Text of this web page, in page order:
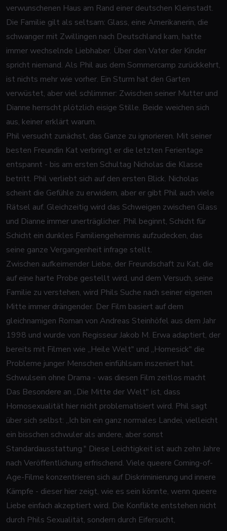
verwunschenen Haus am Rand einer deutschen Kleinstadt.
Die Familie gilt als seltsam: Glass, eine Amerikanerin, die
schwanger mit Zwillingen nach Deutschland kam, hatte
immer wechselnde Liebhaber. Über den Vater der Kinder
spricht niemand. Als Phil aus dem Sommercamp zurückkehrt,
ist nichts mehr wie vorher. Ein Sturm hat den Garten
verwüstet, aber viel schlimmer: Zwischen seiner Mutter und
Dianne herrscht plötzlich eisige Stille. Beide weichen sich
aus, keiner erklärt warum.
Phil versucht zunächst, das Ganze zu ignorieren. Mit seiner
besten Freundin Kat verbringt er die letzten Ferientage
entspannt - bis am ersten Schultag Nicholas die Klasse
betritt. Phil verliebt sich auf den ersten Blick. Nicholas
scheint die Gefühle zu erwidern, aber er gibt Phil auch viele
Rätsel auf. Gleichzeitig wird das Schweigen zwischen Glass
und Dianne immer unerträglicher. Phil beginnt, Schicht für
Schicht ein dunkles Familiengeheimnis aufzudecken, das
seine ganze Vergangenheit infrage stellt.
Zwischen aufkeimender Liebe, der Freundschaft zu Kat, die
auf eine harte Probe gestellt wird, und dem Versuch, seine
Familie zu verstehen, wird Phils Suche nach seiner eigenen
Mitte immer drängender. Der Film basiert auf dem
gleichnamigen Roman von Andreas Steinhöfel aus dem Jahr
1998 und wurde von Regisseur Jakob M. Erwa adaptiert, der
bereits mit Filmen wie „Heile Welt" und „Homesick" die
Probleme junger Menschen einfühlsam inszeniert hat.
Schwulsein ohne Drama - was diesen Film zeitlos macht
Das Besondere an „Die Mitte der Welt" ist, dass
Homosexualität hier nicht problematisiert wird. Phil sagt
über sich selbst: „Ich bin ein ganz normales Landei, vielleicht
ein bisschen schwuler als andere, aber sonst
Standardausstattung." Diese Leichtigkeit ist auch zehn Jahre
nach Veröffentlichung erfrischend. Viele queere Coming-of-
Age-Filme konzentrieren sich auf Diskriminierung und innere
Kämpfe - dieser hier zeigt, wie es sein könnte, wenn queere
Liebe einfach akzeptiert wird. Die Konflikte entstehen nicht
durch Phils Sexualität, sondern durch Eifersucht,